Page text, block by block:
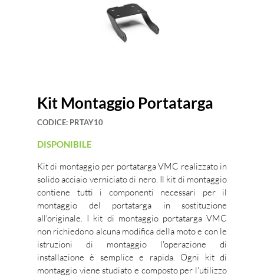
Kit Montaggio Portatarga
CODICE: PRTAY10
DISPONIBILE
Kit di montaggio per portatarga VMC realizzato in
solido acciaio verniciato di nero. Il kit di montaggio
contiene tutti i componenti necessari per il
montaggio del portatarga in sostituzione
all'originale. I kit di montaggio portatarga VMC
non richiedono alcuna modifica della moto e con le
istruzioni di montaggio l'operazione di
installazione è semplice e rapida. Ogni kit di
montaggio viene studiato e composto per l'utilizzo